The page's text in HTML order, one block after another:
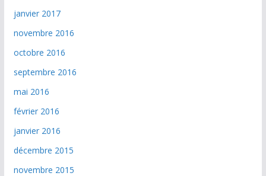
janvier 2017
novembre 2016
octobre 2016
septembre 2016
mai 2016
février 2016
janvier 2016
décembre 2015
novembre 2015